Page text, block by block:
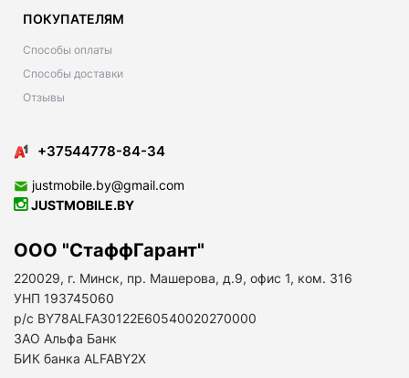
ПОКУПАТЕЛЯМ
Способы оплаты
Способы доставки
Отзывы
+37544778-84-34
justmobile.by@gmail.com
JUSTMOBILE.BY
ООО "СтаффГарант"
220029, г. Минск, пр. Машерова, д.9, офис 1, ком. 316
УНП 193745060
р/с BY78ALFA30122E60540020270000
ЗАО Альфа Банк
БИК банка ALFABY2X